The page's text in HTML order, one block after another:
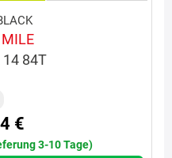
MILE
84T
€
3-10 Tage)